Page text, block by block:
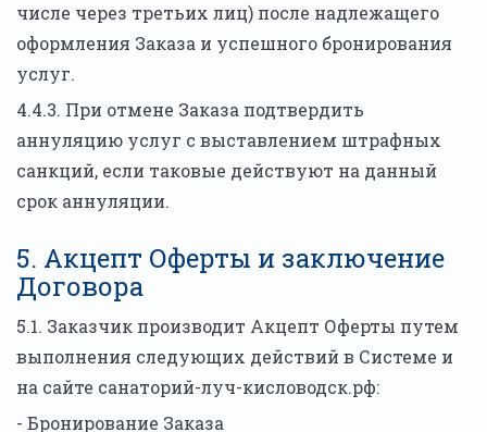
числе через третьих лиц) после надлежащего
оформления Заказа и успешного бронирования
услуг.
4.4.3. При отмене Заказа подтвердить
аннуляцию услуг с выставлением штрафных
санкций, если таковые действуют на данный
срок аннуляции.
5. Акцепт Оферты и заключение
Договора
5.1. Заказчик производит Акцепт Оферты путем
выполнения следующих действий в Системе и
на сайте санаторий-луч-кисловодск.рф:
- Бронирование Заказа